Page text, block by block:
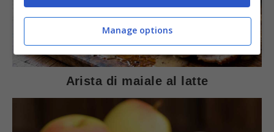
SECONDI PIATTI
Arista di maiale al latte
Manage options